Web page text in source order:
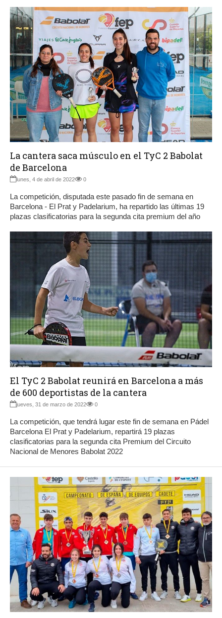
La cantera saca músculo en el TyC 2 Babolat
de Barcelona
lunes, 4 de abril de 2022 0
La competición, disputada este pasado fin de semana en
Barcelona - El Prat y Padelarium, ha repartido las últimas 19
plazas clasificatorias para la segunda cita premium del año
El TyC 2 Babolat reunirá en Barcelona a más
de 600 deportistas de la cantera
jueves, 31 de marzo de 2022 0
La competición, que tendrá lugar este fin de semana en Pádel
Barcelona El Prat y Padelarium, repartirá 19 plazas
clasificatorias para la segunda cita Premium del Circuito
Nacional de Menores Babolat 2022